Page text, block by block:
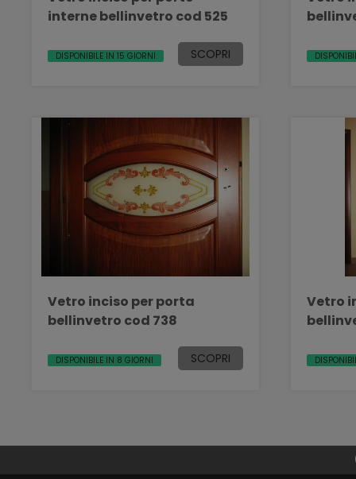
interne bellinvetro cod 525
DISPONIBILE IN 15 GIORNI SCOPRI
Vetro inciso per porta
bellinvetro cod 738
DISPONIBILE IN 8 GIORNI SCOPRI
Vetro